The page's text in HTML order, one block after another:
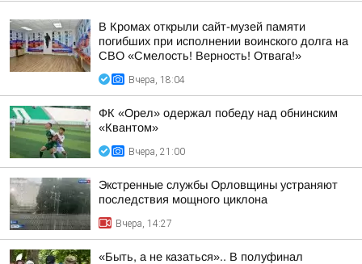
В Кромах открыли сайт-музей памяти
погибших при исполнении воинского долга на
СВО «Смелость! Верность! Отвага!»
Вчера, 18:04
ФК «Орел» одержал победу над обнинским
«Квантом»
Вчера, 21:00
Экстренные службы Орловщины устраняют
последствия мощного циклона
Вчера, 14:27
«Быть, а не казаться».. В полуфинал